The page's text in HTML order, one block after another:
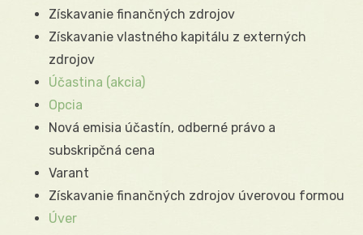
Získavanie finančných zdrojov
Získavanie vlastného kapitálu z externých
zdrojov
Účastina (akcia)
Opcia
Nová emisia účastín, odberné právo a
subskripčná cena
Varant
Získavanie finančných zdrojov úverovou formou
Úver